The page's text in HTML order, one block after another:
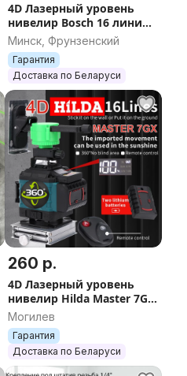
4D Лазерный уровень
нивелир Bosch 16 линий
зелёный луч
самонивелир лазер
Минск, Фрунзенский
Гарантия
Доставка по Беларуси
260 р.
4D Лазерный уровень
нивелир Hilda Master 7GX
самонивелир 16 зелёных
лучей лазер
Могилев
Гарантия
Доставка по Беларуси